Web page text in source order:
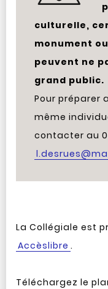
culturelle,
monument
peuvent ne
grand public.
Pour préparer
même
contacter au
La Collégiale est
Accèslibre .
Téléchargez le